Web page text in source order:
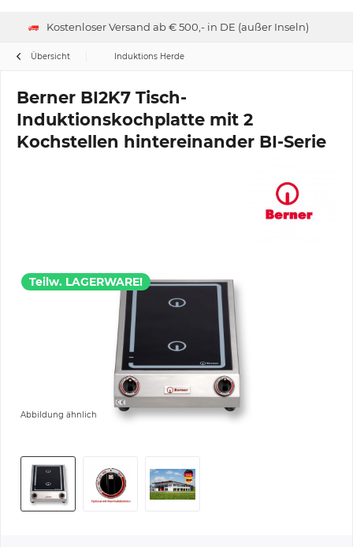
Kostenloser Versand ab € 500,- in DE (außer Inseln)
Übersicht Induktions Herde
Berner BI2K7 Tisch-
Induktionskochplatte mit 2
Kochstellen hintereinander BI-Serie
Teilw. LAGERWARE!
Abbildung ähnlich